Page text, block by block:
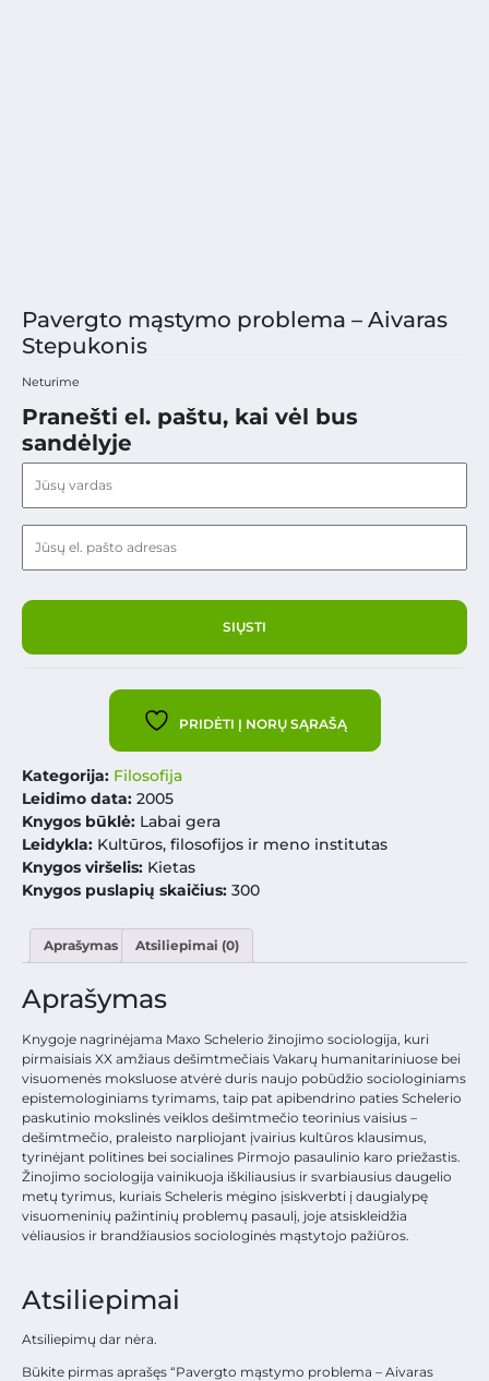
Pavergto mąstymo problema – Aivaras
Stepukonis
Neturime
Pranešti el. paštu, kai vėl bus
sandėlyje
PRIDĖTI Į NORŲ SĄRAŠĄ
Kategorija: Filosofija
Leidimo data: 2005
Knygos būklė: Labai gera
Leidykla: Kultūros, filosofijos ir meno institutas
Knygos viršelis: Kietas
Knygos puslapių skaičius: 300
Aprašymas Atsiliepimai (0)
Aprašymas
Knygoje nagrinėjama Maxo Schelerio žinojimo sociologija, kuri
pirmaisiais XX amžiaus dešimtmečiais Vakarų humanitariniuose bei
visuomenės moksluose atvėrė duris naujo pobūdžio sociologiniams
epistemologiniams tyrimams, taip pat apibendrino paties Schelerio
paskutinio mokslinės veiklos dešimtmečio teorinius vaisius –
dešimtmečio, praleisto narpliojant įvairius kultūros klausimus,
tyrinėjant politines bei socialines Pirmojo pasaulinio karo priežastis.
Žinojimo sociologija vainikuoja iškiliausius ir svarbiausius daugelio
metų tyrimus, kuriais Scheleris mėgino įsiskverbti į daugialypę
visuomeninių pažintinių problemų pasaulį, joje atsiskleidžia
vėliausios ir brandžiausios sociologinės mąstytojo pažiūros.
Atsiliepimai
Atsiliepimų dar nėra.
Būkite pirmas aprašęs “Pavergto mąstymo problema – Aivaras